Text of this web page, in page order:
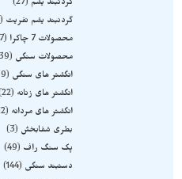
گردنبند یشم
27
گردنبند یشم نفریت
محصولات 7 چاکرا
محصولات سنگی
انگشتر های سنگی
انگشتر های زنانه
22
انگشتر های مردانه
بطری شفابخش
3
پک سنگ راف
49
دستبند سنگی
144